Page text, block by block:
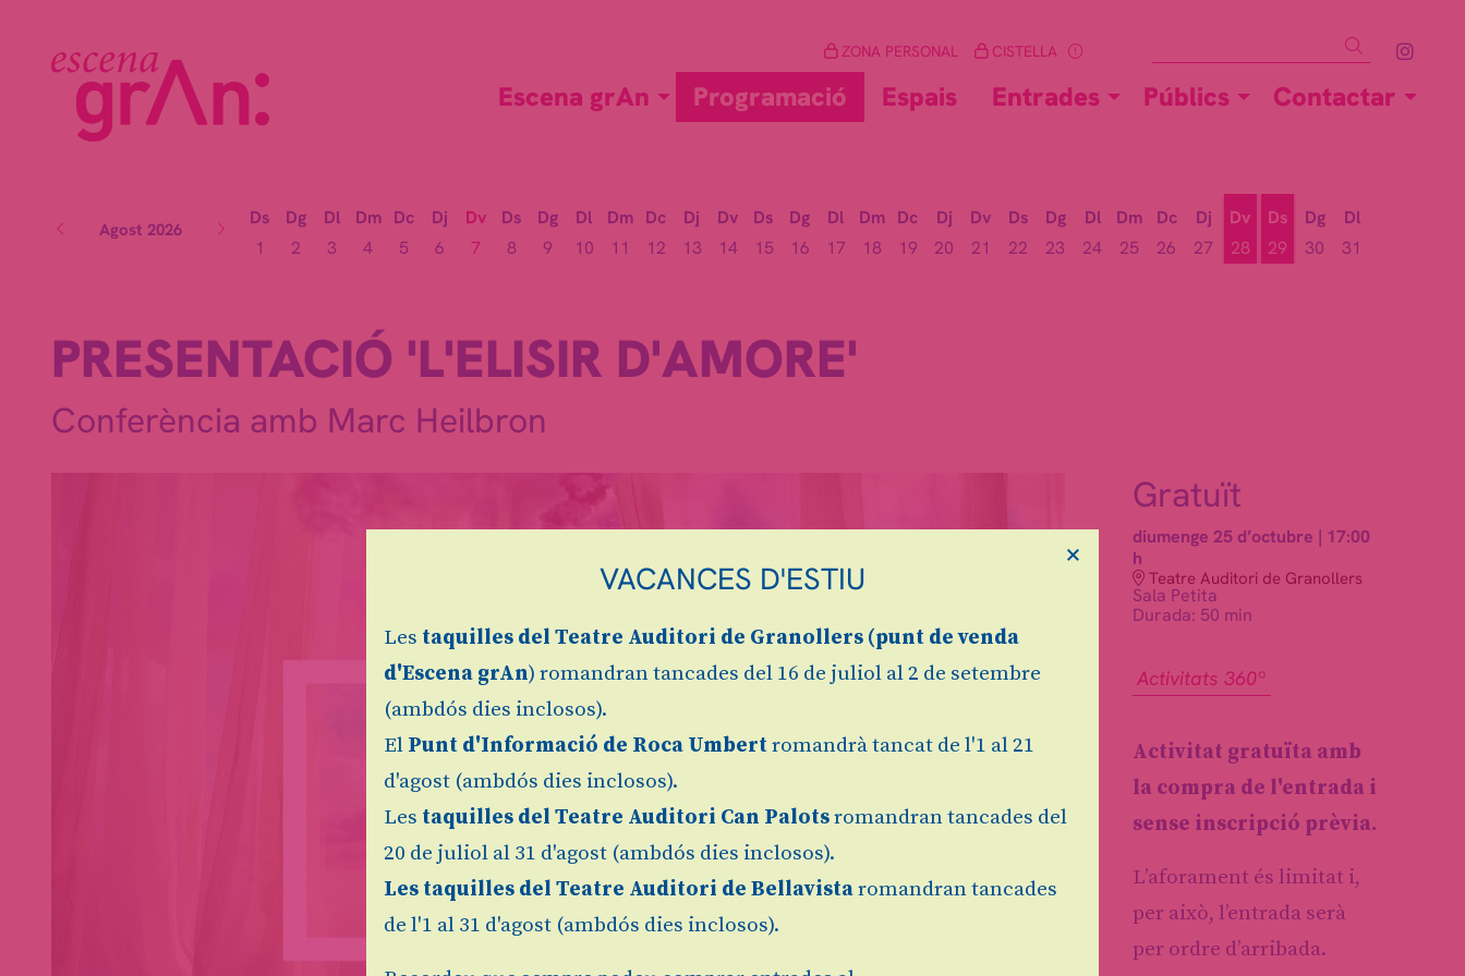
Link
Cercar
ZONA PERSONAL CISTELLA
Escena grAn Programació Espais Entrades Públics Contactar
Agost 2026
Ds
1
Dg
2
Dl
3
Dm
4
Dc
5
Dj
6
Dv
7
Ds
8
Dg
9
Dl
10
Dm
11
Dc
12
Dj
13
Dv
14
Ds
15
Dg
16
Dl
17
Dm
18
Dc
19
Dj
20
Dv
21
Ds
22
Dg
23
Dl
24
Dm
25
Dc
26
Dj
27
Dv
28
Ds
29
Dg
30
Dl
31
PRESENTACIÓ 'L'ELISIR D'AMORE'
Conferència amb Marc Heilbron
Gratuït
diumenge 25 d’octubre | 17:00
h
Teatre Auditori de Granollers
Sala Petita
Durada: 50 min
Activitats 360º
Activitat gratuïta amb
la compra de l'entrada i
sense inscripció prèvia.
L’aforament és limitat i,
per això, l’entrada serà
per ordre d’arribada.
VACANCES D'ESTIU
Les taquilles del Teatre Auditori de Granollers (punt de venda
d'Escena grAn) romandran tancades del 16 de juliol al 2 de setembre
(ambdós dies inclosos).
El Punt d'Informació de Roca Umbertromandrà tancat de l'1 al 21
d'agost (ambdós dies inclosos).
Les taquilles del Teatre Auditori Can Palotsromandran tancades del
20 de juliol al 31 d'agost (ambdós dies inclosos).
Les taquilles del Teatre Auditori de Bellavistaromandran tancades
de l'1 al 31 d'agost (ambdós dies inclosos).
×